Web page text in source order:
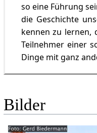
so eine Führung
die Geschichte
kennen zu lernen,
Teilnehmer einer
Dinge mit ganz
Bilder